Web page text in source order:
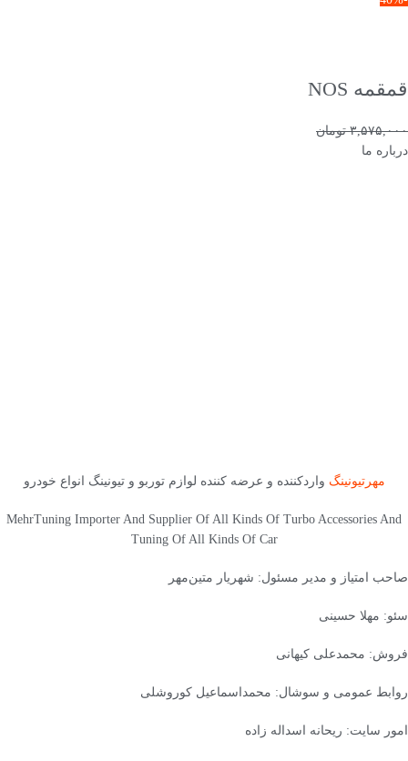
قمقمه NOS
۳,۵۷۵,۰۰۰ تومان
درباره ما
مهرتیونینگ واردکننده و عرضه کننده لوازم توربو و تیونینگ انواع خودرو
MehrTuning Importer And Supplier Of All Kinds Of Turbo Accessories And
Tuning Of All Kinds Of Car
صاحب امتیاز و مدیر مسئول: شهریار متین‌مهر
سئو: مهلا حسینی
فروش: محمدعلی کیهانی
روابط عمومی و سوشال: محمداسماعیل کوروشلی
امور سایت: ریحانه اسداله زاده